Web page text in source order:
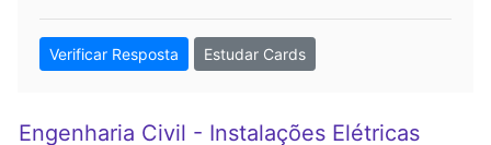
Verificar Resposta Estudar Cards
Engenharia Civil - Instalações Elétricas